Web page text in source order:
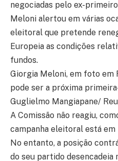
negociadas pelo ex-
Meloni alertou em várias
eleitoral que pretende
Europeia as condições
fundos.
Giorgia Meloni, em foto em
pode ser a próxima
Guglielmo Mangiapane/
A Comissão não reagiu,
campanha eleitoral está em
No entanto, a posição
do seu partido desencadeia